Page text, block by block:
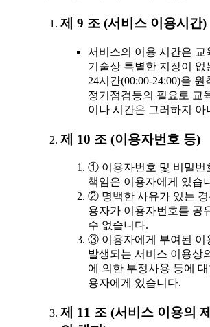
제 9 조 (서비스 이용시간)
서비스의 이용 시간은 교
기술상 특별한 지장이 없
24시간(00:00-24:00)을
정기점검등의 필요로 교
이나 시간은 그러하지 아
제 10 조 (이용자번호 등)
① 이용자번호 및 비밀번
책임은 이용자에게 있습
② 명백한 사유가 있는 경
용자가 이용자번호를 공
수 없습니다.
③ 이용자에게 부여된 이
발생되는 서비스 이용상
에 의한 부정사용 등에 대
용자에게 있습니다.
제 11 조 (서비스 이용의